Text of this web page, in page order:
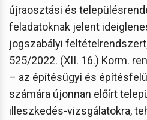
újraosztási és
feladatoknak jelent
jogszabályi
525/2022. (XII. 16.) Korm.
– az építésügyi és
számára újonnan előírt
illeszkedés-vizsgálatokra,